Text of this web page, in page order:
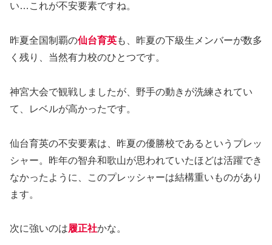
い…これが不安要素ですね。
昨夏全国制覇の仙台育英も、昨夏の下級生メンバーが数多
く残り、当然有力校のひとつです。
神宮大会で観戦しましたが、野手の動きが洗練されてい
て、レベルが高かったです。
仙台育英の不安要素は、昨夏の優勝校であるというプレッ
シャー。昨年の智弁和歌山が思われていたほどは活躍でき
なかったように、このプレッシャーは結構重いものがあり
ます。
次に強いのは履正社かな。